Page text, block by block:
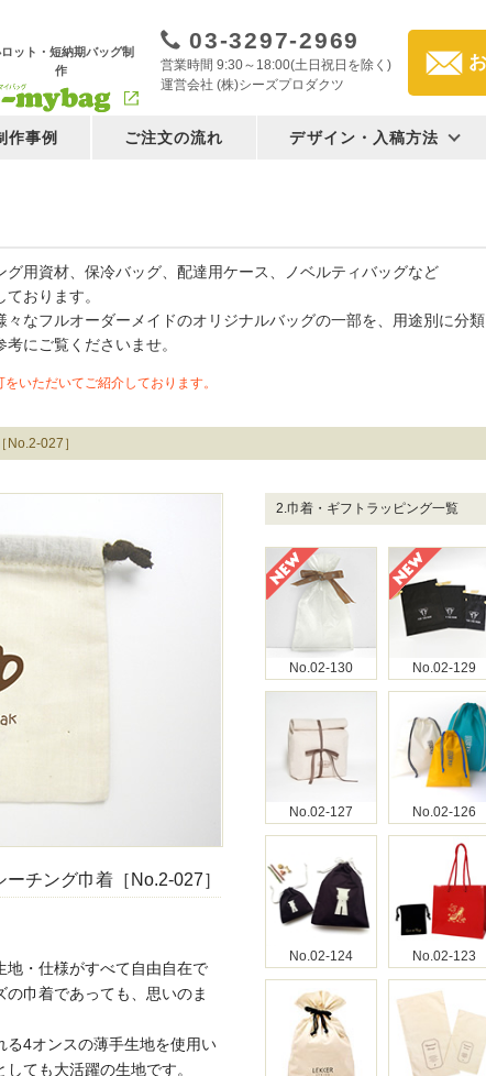
ット・短納期バッグ制
作
03-3297-2969
営業時間 9:30～18:00(土日祝日を除く)
運営会社 (株)シーズプロダクツ
作事例 ご注文の流れ デザイン・入稿方法
用資材、保冷バッグ、配達用ケース、ノベルティバッグなど
ております。
なフルオーダーメイドのオリジナルバッグの一部を、用途別に分類
にご覧くださいませ。
いただいてご紹介しております。
027］
チング巾着［No.2-027］
地・仕様がすべて自由自在で
巾着であっても、思いのま
る4オンスの薄手生地を使用い
ても大活躍の生地です。
2.巾着・ギフトラッピング一覧
No.02-130 No.02-129
No.02-127 No.02-126
No.02-124 No.02-123